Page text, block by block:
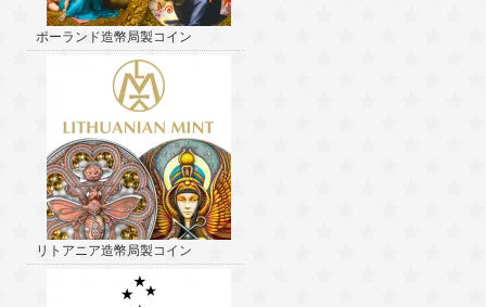
ポーランド造幣局製コイン
リトアニア造幣局製コイン